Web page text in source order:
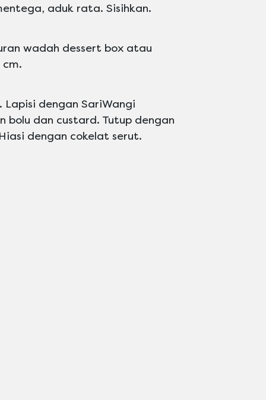
aduk rata. Sisihkan.
wadah dessert box atau
dengan SariWangi
bolu dan custard. Tutup dengan
dengan cokelat serut.